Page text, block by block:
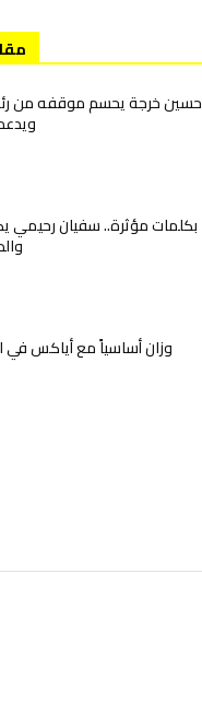
حسين خرجة يحسم موقفه من
بكلمات مؤثرة.. سفيان رحيمي
وزان أساسياً مع أياكس في